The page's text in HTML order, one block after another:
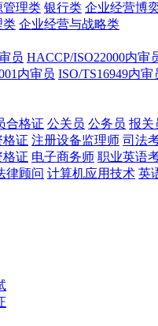
管理类 银行类 企业经营博
类 企业经营与战略类
员 HACCP/ISO22000内审
内审员 ISO/TS16949内审
合格证 公关员 公务员 报关
格证 注册设备监理师 司法
格证 电子商务师 职业英语
律顾问 计算机应用技术 英